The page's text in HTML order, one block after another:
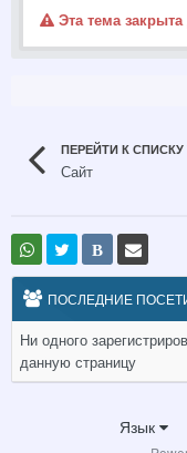
Эта тема
ПЕРЕЙТИ К СПИСКУ
Сайт
В
ПОСЛЕДНИЕ
Ни одного
данную страницу
Язык